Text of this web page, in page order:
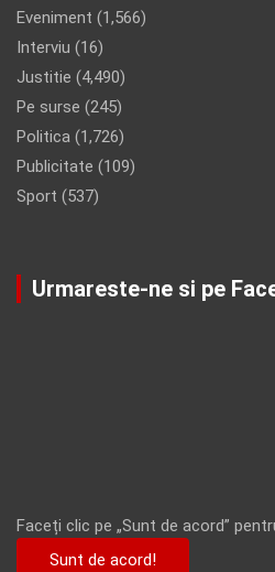
Eveniment (1,566)
Interviu (16)
Justitie (4,490)
Pe surse (245)
Politica (1,726)
Publicitate (109)
Sport (537)
Urmareste-ne si pe
Faceți clic pe „Sunt de acord”
Sunt de acord!